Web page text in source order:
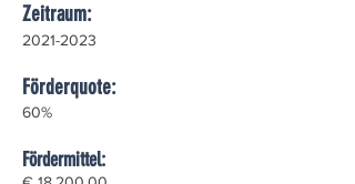
Zeitraum:
2021-2023
Förderquote:
60%
Fördermittel: